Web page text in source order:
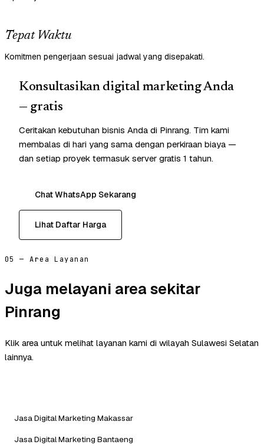
Tepat Waktu
Komitmen pengerjaan sesuai jadwal yang disepakati.
Konsultasikan digital marketing Anda
— gratis
Ceritakan kebutuhan bisnis Anda di Pinrang. Tim kami
membalas di hari yang sama dengan perkiraan biaya —
dan setiap proyek termasuk server gratis 1 tahun.
Chat WhatsApp Sekarang
Lihat Daftar Harga
05 — Area Layanan
Juga melayani area sekitar
Pinrang
Klik area untuk melihat layanan kami di wilayah Sulawesi Selatan
lainnya.
Jasa Digital Marketing Makassar
Jasa Digital Marketing Bantaeng